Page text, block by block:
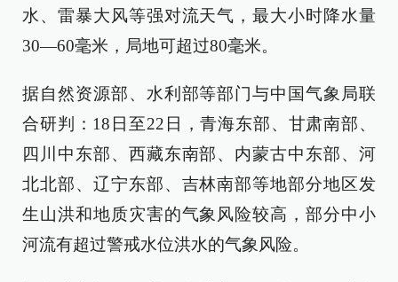
水、雷暴大风等强对流天气，最大小时降水量
30—60毫米，局地可超过80毫米。
据自然资源部、水利部等部门与中国气象局联
合研判：18日至22日，青海东部、甘肃南部、
四川中东部、西藏东南部、内蒙古中东部、河
北北部、辽宁东部、吉林南部等地部分地区发
生山洪和地质灾害的气象风险较高，部分中小
河流有超过警戒水位洪水的气象风险。